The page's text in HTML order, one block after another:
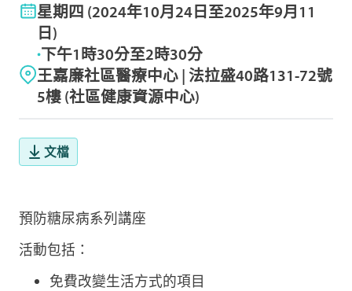
星期四 (2024年10月24日至2025年9月11
日)
下午1時30分至2時30分
王嘉廉社區醫療中心 | 法拉盛40路131-72號
5樓 (社區健康資源中心)
文檔
預防糖尿病系列講座
活動包括：
免費改變生活方式的項目